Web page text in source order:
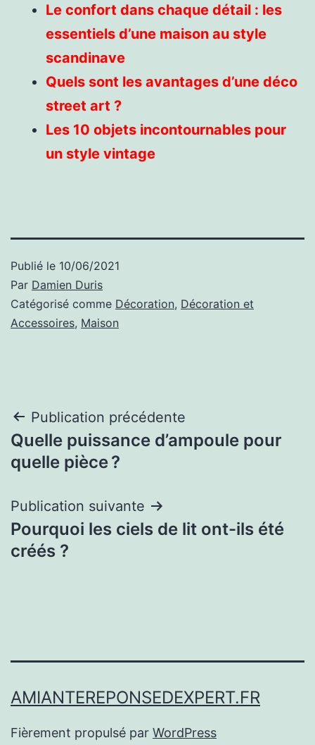
Le confort dans chaque détail : les
essentiels d’une maison au style
scandinave
Quels sont les avantages d’une déco
street art ?
Les 10 objets incontournables pour
un style vintage
Publié le 10/06/2021
Par Damien Duris
Catégorisé comme Décoration, Décoration et
Accessoires, Maison
Navigation
de
Publication précédente
Quelle puissance d’ampoule pour
quelle pièce ?
Publication suivante
Pourquoi les ciels de lit ont-ils été
créés ?
AMIANTEREPONSEDEXPERT.FR
Fièrement propulsé par WordPress